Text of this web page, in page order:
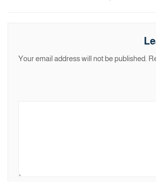
Your email address will not be published.